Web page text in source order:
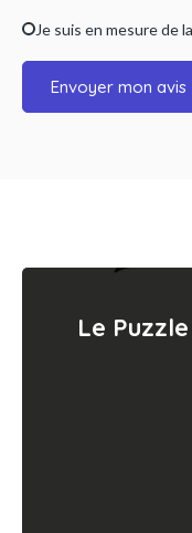
Je suis en mesure de
Envoyer mon avis
Le Puzzle